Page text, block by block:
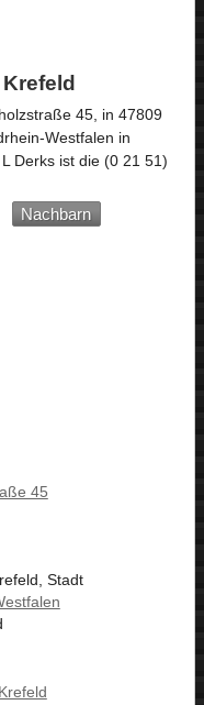
45, in 47809
Westfalen in
Derks ist die (0 21 51)
Nachbarn
45
Stadt